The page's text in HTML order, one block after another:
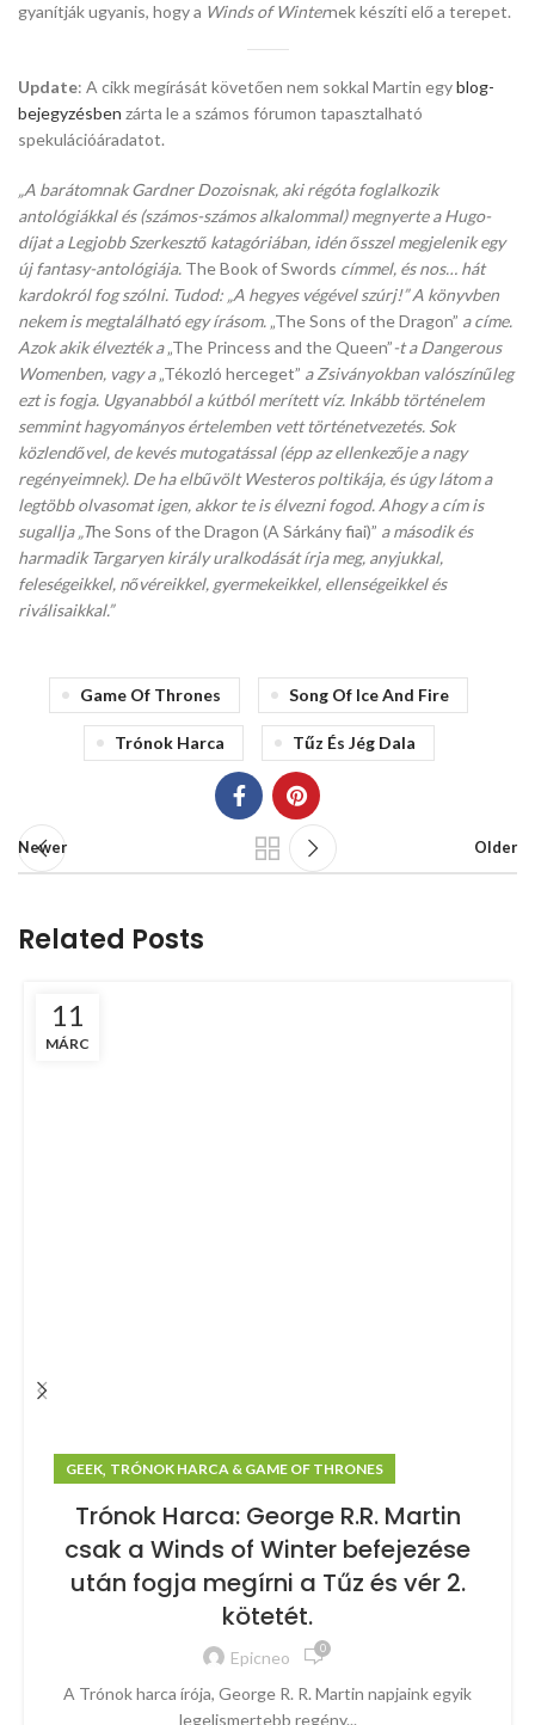
gyanítják ugyanis, hogy a Winds of Winternek készíti elő a terepet.
Update: A cikk megírását követően nem sokkal Martin egyblog-
bejegyzésben zárta le a számos fórumon tapasztalható
spekulációáradatot.
„A barátomnak Gardner Dozoisnak, aki régóta foglalkozik
antológiákkal és (számos-számos alkalommal) megnyerte a Hugo-
díjat a Legjobb Szerkesztő katagóriában, idén ősszel megjelenik egy
új fantasy-antológiája. The Book of Swords címmel, és nos… hát
kardokról fog szólni. Tudod: „A hegyes végével szúrj!” A könyvben
nekem is megtalálható egy írásom. „The Sons of the Dragon” a címe.
Azok akik élvezték a„The Princess and the Queen”-t a Dangerous
Womenben, vagy a„Tékozló herceget” a Zsiványokban valószínűleg
ezt is fogja. Ugyanabból a kútból merített víz. Inkább történelem
semmint hagyományos értelemben vett történetvezetés. Sok
közlendővel, de kevés mutogatással (épp az ellenkezője a nagy
regényeimnek). De ha elbűvölt Westeros poltikája, és úgy látom a
legtöbb olvasomat igen, akkor te is élvezni fogod. Ahogy a cím is
sugallja „The Sons of the Dragon (A Sárkány fiai)” a második és
harmadik Targaryen király uralkodását írja meg, anyjukkal,
feleségeikkel, nővéreikkel, gyermekeikkel, ellenségeikkel és
riválisaikkal.”
Game Of Thrones Song Of Ice And Fire
Trónok Harca Tűz És Jég Dala
Newer Older
Related Posts
11
MÁRC
GEEK, TRÓNOK HARCA & GAME OF THRONES
Trónok Harca: George R.R. Martin
csak a Winds of Winter befejezése
után fogja megírni a Tűz és vér 2.
kötetét.
Epicneo 0
A Trónok harca írója, George R. R. Martin napjaink egyik
legelismertebb regény...